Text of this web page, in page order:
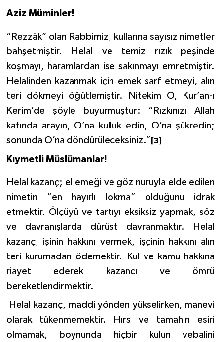
Aziz Müminler!
“Rezzâk” olan Rabbimiz, kullarına sayısız nimetler
bahşetmiştir. Helal ve temiz rızık peşinde
koşmayı, haramlardan ise sakınmayı emretmiştir.
Helalinden kazanmak için emek sarf etmeyi, alın
teri dökmeyi öğütlemiştir. Nitekim O, Kur’an-ı
Kerim’de şöyle buyurmuştur: “Rızkınızı Allah
katında arayın, O’na kulluk edin, O’na şükredin;
sonunda O’na döndürüleceksiniz.” [3]
Kıymetli Müslümanlar!
Helal kazanç; el emeği ve göz nuruyla elde edilen
nimetin “en hayırlı lokma” olduğunu idrak
etmektir. Ölçüyü ve tartıyı eksiksiz yapmak, söz
ve davranışlarda dürüst davranmaktır. Helal
kazanç, işinin hakkını vermek, işçinin hakkını alın
teri kurumadan ödemektir. Kul ve kamu hakkına
riayet ederek kazancı ve ömrü
bereketlendirmektir.
Helal kazanç, maddi yönden yükselirken, manevi
olarak tükenmemektir. Hırs ve tamahın esiri
olmamak, boynunda hiçbir kulun vebalini
Eskişehir Müftülüğü
Gaziantep Müftülüğü
Gümüşhane Müftülüğü
Hakkari Müftülüğü
Hatay Müftülüğü
Iğdır Müftülüğü
Isparta Müftülüğü
İstanbul Müftülüğü
İzmir Müftülüğü
Kahramanmaraş Müftülüğü
Karabük Müftülüğü